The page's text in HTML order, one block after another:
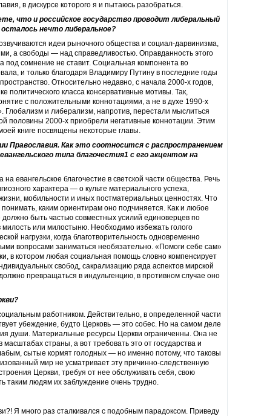
в дискурсе которого я и пытаюсь разобраться.
что и российское государство проводит либеральный
нечто либеральное?
идеи рыночного общества и социал-дарвинизма,
а свободы — над справедливостью. Оправданность этого
под сомнение не ставит. Социальная компонента во
и только благодаря Владимиру Путину в последние годы
Относительно недавно, с начала 2000-х годов,
политического класса консервативные мотивы. Так,
с положительными коннотациями, а не в духе 1990-х
и либерализм, напротив, перестали мыслиться
половины 2000-х приобрели негативные коннотации. Этим
книге посвящены некоторые главы.
Православия. Как это соотносится с распространением
типа благочестия1 с его акцентом на
евангельское благочестие в светской части общества. Речь
характера — о культе материального успеха,
мобильности и иных постматериальных ценностях. Что
каким ориентирам оно подчиняется. Как и любое
быть частью совместных усилий единоверцев по
или милостыню. Необходимо избежать голого
нагрузки, когда благотворительность одновременно
вопросами заниматься необязательно. «Помоги себе сам»
в котором любая социальная помощь словно компенсирует
свобод, сакрализацию ряда аспектов мирской
превращаться в индульгенцию, в противном случае оно
работником. Действительно, в определенной части
убеждение, будто Церковь — это собес. Но на самом деле
души. Материальные ресурсы Церкви ограниченны. Она не
страны, а вот требовать это от государства и
сытые кормят голодных — но именно потому, что таковы
мир не усматривает эту причинно-следственную
Церкви, требуя от нее обслуживать себя, свою
таким людям их заблуждение очень трудно.
Я много раз сталкивался с подобным парадоксом. Приведу